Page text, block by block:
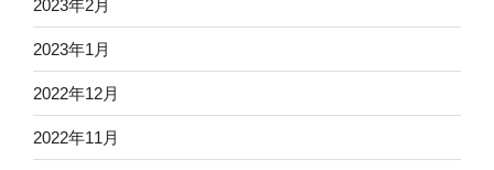
2023年2月
2023年1月
2022年12月
2022年11月